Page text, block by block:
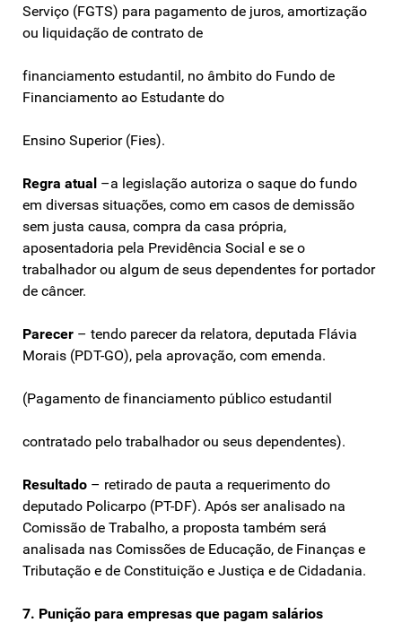
Serviço (FGTS) para pagamento de juros, amortização
ou liquidação de contrato de
financiamento estudantil, no âmbito do Fundo de
Financiamento ao Estudante do
Ensino Superior (Fies).
Regra atual –a legislação autoriza o saque do fundo
em diversas situações, como em casos de demissão
sem justa causa, compra da casa própria,
aposentadoria pela Previdência Social e se o
trabalhador ou algum de seus dependentes for portador
de câncer.
Parecer – tendo parecer da relatora, deputada Flávia
Morais (PDT-GO), pela aprovação, com emenda.
(Pagamento de financiamento público estudantil
contratado pelo trabalhador ou seus dependentes).
Resultado – retirado de pauta a requerimento do
deputado Policarpo (PT-DF). Após ser analisado na
Comissão de Trabalho, a proposta também será
analisada nas Comissões de Educação, de Finanças e
Tributação e de Constituição e Justiça e de Cidadania.
7. Punição para empresas que pagam salários